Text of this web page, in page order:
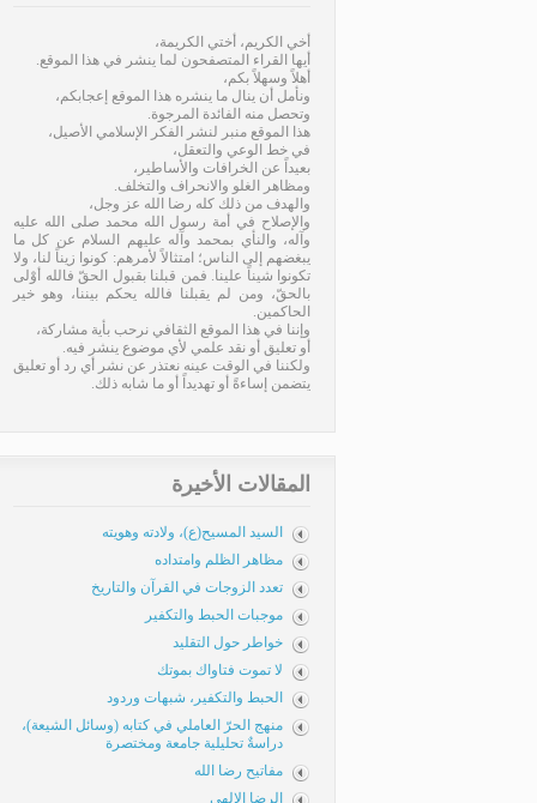
أخي الكريم، أختي الكريمة،
أيها القراء المتصفحون لما ينشر في هذا الموقع.
أهلاً وسهلاً بكم،
ونأمل أن ينال ما ينشره هذا الموقع إعجابكم،
وتحصل منه الفائدة المرجوة.
هذا الموقع منبر لنشر الفكر الإسلامي الأصيل،
في خط الوعي والتعقل،
بعيداً عن الخرافات والأساطير،
ومظاهر الغلو والانحراف والتخلف.
والهدف من ذلك كله رضا الله عز وجل،
والإصلاح في أمة رسول الله محمد صلى الله عليه
وآله، والنأي بمحمد وآله عليهم السلام عن كل ما
يبغضهم إلى الناس؛ امتثالاً لأمرهم: كونوا زيناً لنا، ولا
تكونوا شيناً علينا. فمن قبلنا بقبول الحقّ فالله أوْلى
بالحقّ، ومن لم يقبلنا فالله يحكم بيننا، وهو خير
الحاكمين.
وإننا في هذا الموقع الثقافي نرحب بأية مشاركة،
أو تعليق أو نقد علمي لأي موضوع ينشر فيه.
ولكننا في الوقت عينه نعتذر عن نشر أي رد أو تعليق
يتضمن إساءةً أو تهديداً أو ما شابه ذلك.
المقالات الأخيرة
السيد المسيح(ع)، ولادته وهويته
مظاهر الظلم وامتداده
تعدد الزوجات في القرآن والتاريخ
موجبات الحبط والتكفير
خواطر حول التقليد
لا تموت فتاواك بموتك
الحبط والتكفير، شبهات وردود
منهج الحرّ العاملي في كتابه (وسائل الشيعة)،
دراسةٌ تحليلية جامعة ومختصرة
مفاتيح رضا الله
الرضا الإلهي